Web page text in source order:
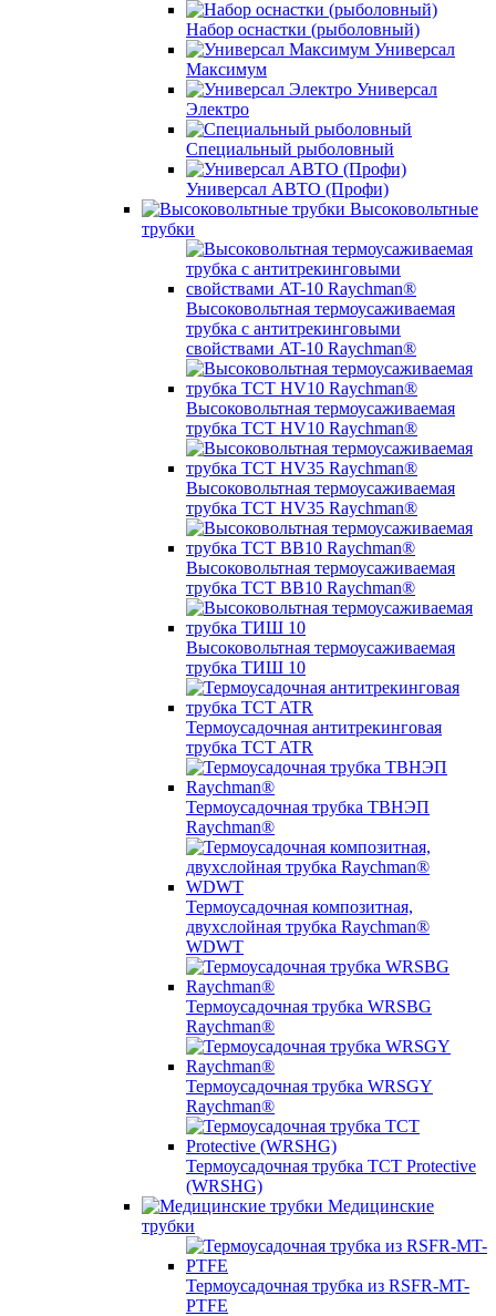
Набор оснастки (рыболовный)
Универсал
Максимум
Универсал
Электро
Специальный рыболовный
Универсал АВТО (Профи)
Высоковольтные
трубки
Высоковольтная термоусаживаемая
трубка с антитрекинговыми
свойствами AT-10 Raychman®
Высоковольтная термоусаживаемая
трубка TCT HV10 Raychman®
Высоковольтная термоусаживаемая
трубка TCT HV35 Raychman®
Высоковольтная термоусаживаемая
трубка TCT BB10 Raychman®
Высоковольтная термоусаживаемая
трубка ТИШ 10
Термоусадочная антитрекинговая
трубка TCT ATR
Термоусадочная трубка ТВНЭП
Raychman®
Термоусадочная композитная,
двухслойная трубка Raychman®
WDWT
Термоусадочная трубка WRSBG
Raychman®
Термоусадочная трубка WRSGY
Raychman®
Термоусадочная трубка TCT Protective
(WRSHG)
Медицинские
трубки
Термоусадочная трубка из RSFR-MT-
PTFE